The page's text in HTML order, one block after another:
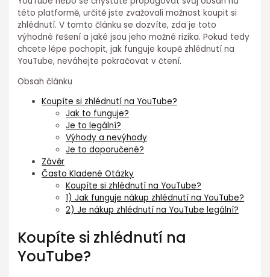
této platformě, určitě jste zvažovali možnost koupit si
zhlédnutí. V tomto článku se dozvíte, zda je toto
výhodné řešení a jaké jsou jeho možné rizika. Pokud tedy
chcete lépe pochopit, jak funguje koupě zhlédnutí na
YouTube, neváhejte pokračovat v čtení.
Obsah článku
Koupíte si zhlédnutí na YouTube?
Jak to funguje?
Je to legální?
Výhody a nevýhody
Je to doporučené?
Závěr
Často Kladené Otázky
Koupíte si zhlédnutí na YouTube?
1) Jak funguje nákup zhlédnutí na YouTube?
2) Je nákup zhlédnutí na YouTube legální?
Koupíte si zhlédnutí na
YouTube?